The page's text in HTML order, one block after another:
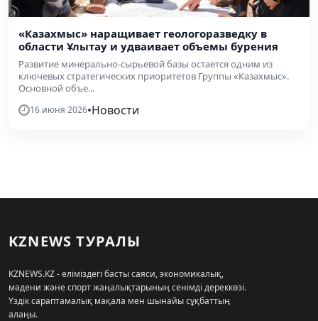
«Казахмыс» наращивает геологоразведку в
области Ұлытау и удваивает объемы бурения
Развитие минерально-сырьевой базы остается одним из
ключевых стратегических приоритетов Группы «Казахмыс».
Основной объе...
16 июня 2026•Новости
KZNEWS ТУРАЛЫ
KZNEWS.KZ - еліміздегі басты саяси, экономикалық,
мәдени және спорт жаңалықтарының сенімді дереккөзі.
Үздік сараптамалық мақала мен шынайы сұқбаттың
алаңы.